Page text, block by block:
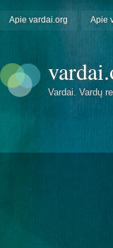
Apie vardai.org Apie
Vardai. Vardų